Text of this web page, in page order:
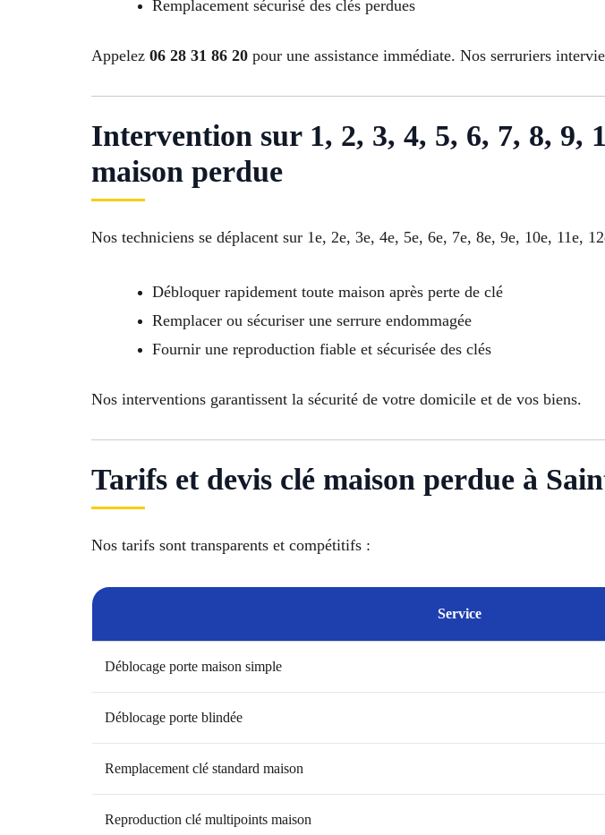
Remplacement sécurisé des clés perdues
Appelez 06 28 31 86 20 pour une assistance immédiate. Nos serruriers
Intervention sur 1, 2, 3, 4, 5, 6, 7, 8, 9,
maison perdue
Nos techniciens se déplacent sur 1e, 2e, 3e, 4e, 5e, 6e, 7e, 8e, 9e, 10e, 11e,
Débloquer rapidement toute maison après perte de clé
Remplacer ou sécuriser une serrure endommagée
Fournir une reproduction fiable et sécurisée des clés
Nos interventions garantissent la sécurité de votre domicile et de vos biens.
Tarifs et devis clé maison perdue à
Nos tarifs sont transparents et compétitifs :
Service
Déblocage porte maison simple
Déblocage porte blindée
Remplacement clé standard maison
Reproduction clé multipoints maison